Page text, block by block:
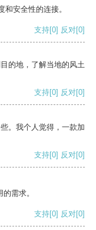
安全性的连接。
支持[0] 反对[0]
的地，了解当地的风土
支持[0] 反对[0]
。我个人觉得，一款加
支持[0] 反对[0]
需求。
支持[0] 反对[0]